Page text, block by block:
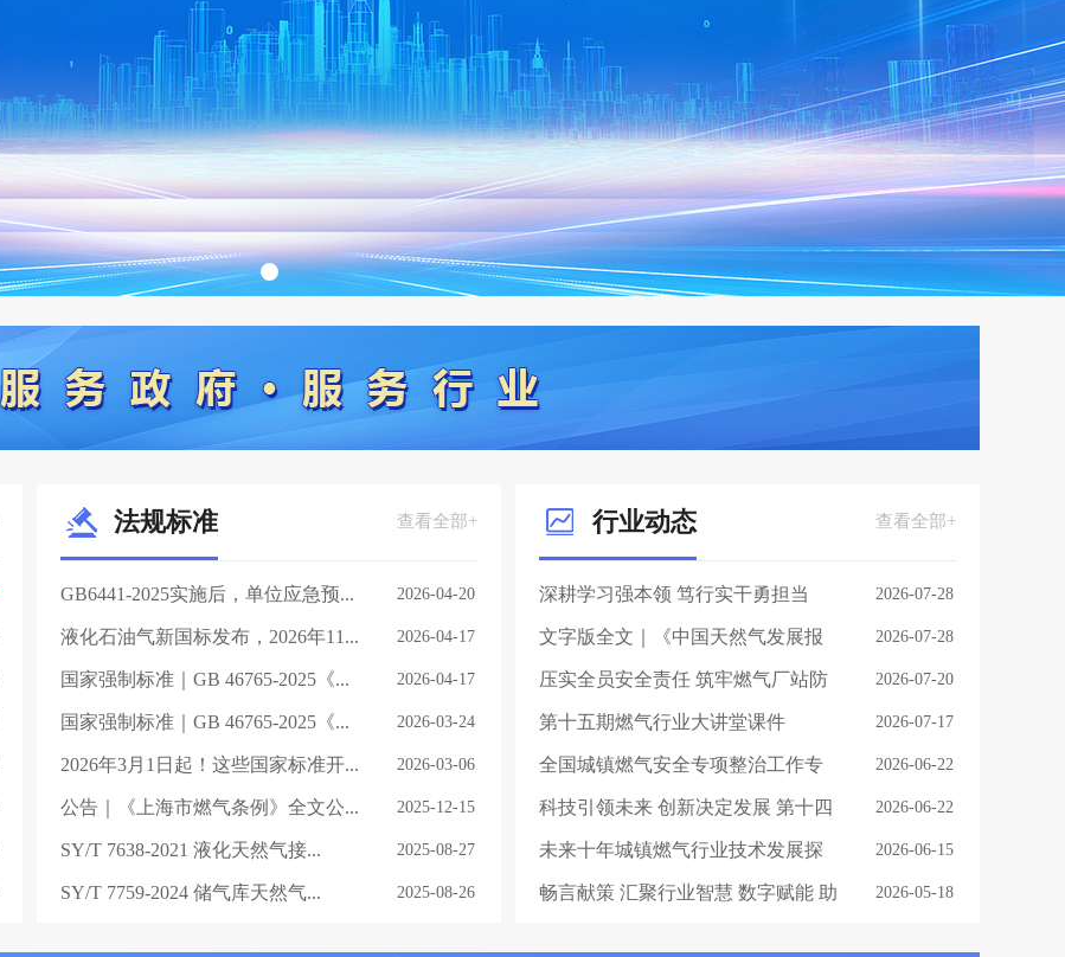
1
法规标准 查看全部+
GB6441-2025实施后，单位应急预... 2026-04-20
液化石油气新国标发布，2026年11... 2026-04-17
国家强制标准｜GB 46765-2025《... 2026-04-17
国家强制标准｜GB 46765-2025《... 2026-03-24
2026年3月1日起！这些国家标准开... 2026-03-06
公告｜《上海市燃气条例》全文公... 2025-12-15
SY/T 7638-2021 液化天然气接... 2025-08-27
SY/T 7759-2024 储气库天然气... 2025-08-26
行业动态 查看全部+
深耕学习强本领 笃行实干勇担当
——第十五期燃气行业大讲堂心得
体会
2026-07-28
文字版全文｜《中国天然气发展报
告（2026）》
2026-07-28
压实全员安全责任 筑牢燃气厂站防
线 第十五期燃气行业大讲堂顺利开
讲
2026-07-20
第十五期燃气行业大讲堂课件 2026-07-17
全国城镇燃气安全专项整治工作专
班办公室组织召开工作调度视频会
议
2026-06-22
科技引领未来 创新决定发展 第十四
期燃气行业大讲堂圆满举办
2026-06-22
未来十年城镇燃气行业技术发展探
讨
2026-06-15
畅言献策 汇聚行业智慧 数字赋能 助 2026-05-18